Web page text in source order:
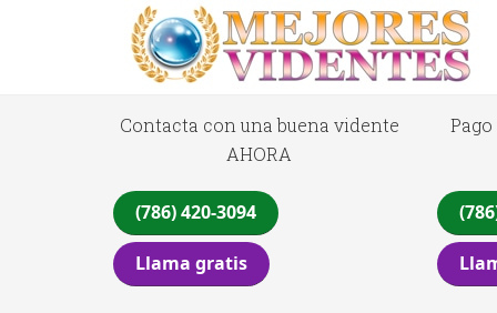
Contacta con una buena vidente
AHORA
(786) 420-3094
Llama gratis